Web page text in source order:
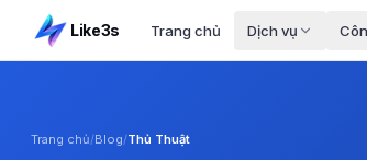
Like3s Trang chủ Dịch vụ
Trang chủ/Blog/Thủ Thuật